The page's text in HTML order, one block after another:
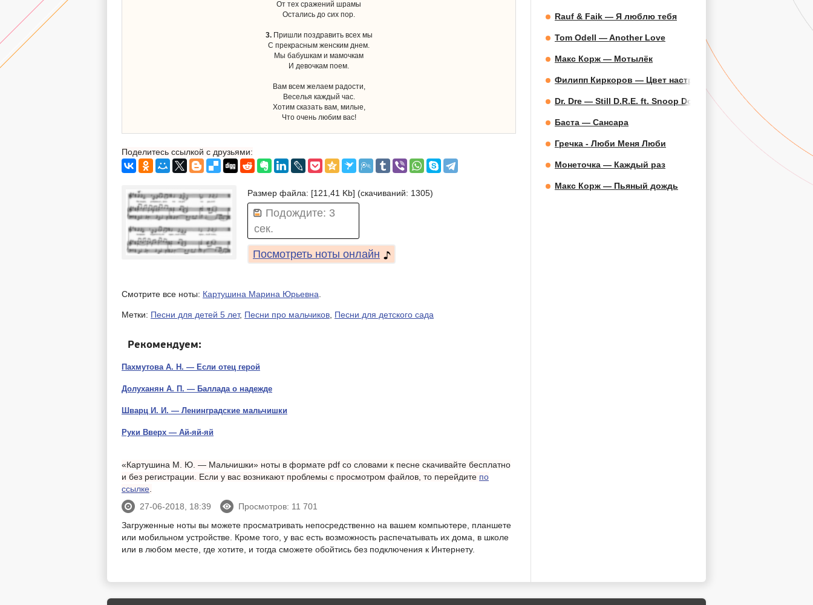
От тех сражений шрамы
Остались до сих пор.
3.Пришли поздравить всех мы
С прекрасным женским днем.
Мы бабушкам и мамочкам
И девочкам поем.
Вам всем желаем радости,
Веселья каждый час.
Хотим сказать вам, милые,
Что очень любим вас!
Поделитесь ссылкой с друзьями:
Размер файла: [121,41 Kb] (cкачиваний: 1305)
Подождите: 2
сек.
Посмотреть ноты онлайн
Смотрите все ноты: Картушина Марина Юрьевна
Метки: Песни для детей 5 лет, Песни про мальчиков Песни для детского сада
Рекомендуем:
Пахмутова А. Н. — Если отец герой
Долуханян А. П. — Баллада о надежде
Шварц И. И. — Ленинградские мальчишки
Руки Вверх — Ай-яй-яй
«Картушина М. Ю. — Мальчишки» ноты в формате pdf со словами к песне скачивайте бесплатно
и без регистрации. Если у вас возникают проблемы с просмотром файлов, то перейдите по
ссылке.
27-06-2018, 18:39
Просмотров: 11 701
Загруженные ноты вы можете просматривать непосредственно на вашем компьютере, планшете
или мобильном устройстве. Кроме того, у вас есть возможность распечатывать их дома, в школе
или в любом месте, где хотите, и тогда сможете обойтись без подключения к Интернету.
Rauf & Faik — Я люблю тебя
Tom Odell — Another Love
Макс Корж — Мотылёк
Филипп Киркоров — Цвет настроения синий
Dr. Dre — Still D.R.E. ft. Snoop Dogg
Баста — Сансара
Гречка - Люби Меня Люби
Монеточка — Каждый раз
Макс Корж — Пьяный дождь